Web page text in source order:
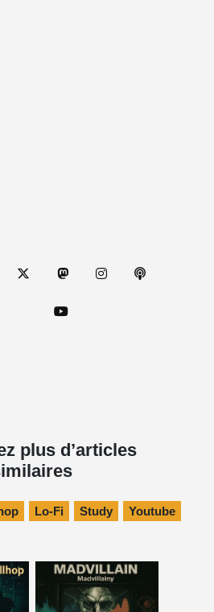
plus d’articles
Lo-Fi Study Youtube